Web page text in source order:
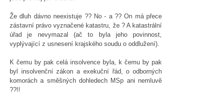
Že dluh dávno neexistuje ?? No - a ?? On má přece
zástavní právo vyznačené katastru, že ? A katastrální
úřad je nevymazal (ač to byla jeho povinnost,
vyplývající z usnesení krajského soudu o oddlužení).
K čemu by pak celá insolvence byla, k čemu by pak
byl insolvenční zákon a exekuční řád, o odborných
komorách a směšných dohledech MSp ani nemluvě
??!!